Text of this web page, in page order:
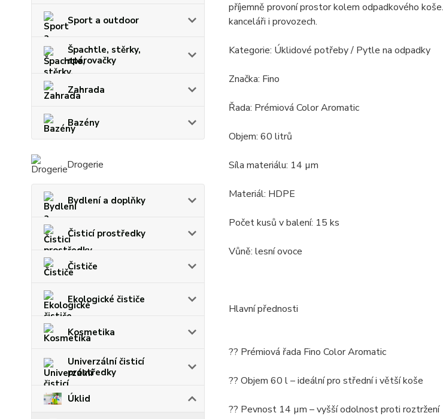
Sport a outdoor
Špachtle, stěrky,
spárovačky
Zahrada
Bazény
Drogerie
Bydlení a doplňky
Čisticí prostředky
Čističe
Ekologické čističe
Kosmetika
Univerzální čisticí
prostředky
Úklid
příjemně provoní prostor kolem odpadkového
kanceláři i provozech.
Kategorie: Úklidové potřeby / Pytle na odpadky
Značka: Fino
Řada: Prémiová Color Aromatic
Objem: 60 litrů
Síla materiálu: 14 µm
Materiál: HDPE
Počet kusů v balení: 15 ks
Vůně: lesní ovoce
Hlavní přednosti
?? Prémiová řada Fino Color Aromatic
?? Objem 60 l – ideální pro střední i větší koše
?? Pevnost 14 µm – vyšší odolnost proti roztržení